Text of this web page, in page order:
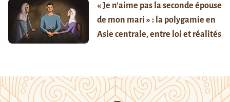
« Je n’aime pas la seconde épouse
de mon mari » : la polygamie en
Asie centrale, entre loi et réalités